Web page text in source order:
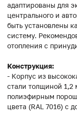
адаптированы для
центрального и
быть установлены
систему.
отопления с
Конструкция:
- Корпус из
стали толщиной 1,2
полиэфирным
цвета (RAL 7016) с